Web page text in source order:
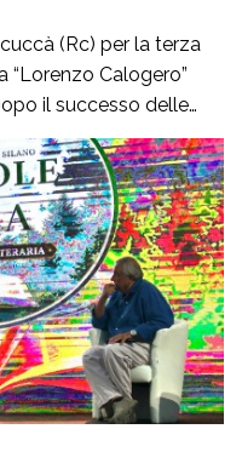
(Rc) per la terza
“Lorenzo Calogero”
il successo delle
2025, che hanno
autorevoli protagonisti
anche per
Interdisciplinare […]